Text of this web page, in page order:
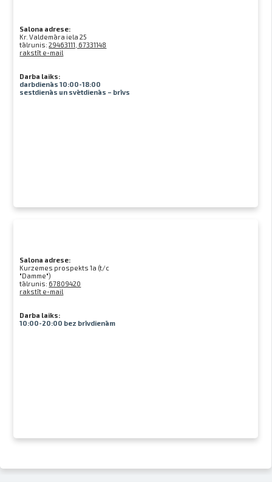
Salona adrese:
Kr. Valdemāra iela 25
tālrunis:29463111, 67331148
rakstīt e-mail
Darba laiks:
darbdienās 10:00-18:00
sestdienās un svētdienās – brīvs
Salona adrese:
Kurzemes prospekts 1a (t/c
"Damme")
tālrunis: 67809420
rakstīt e-mail
Darba laiks:
10:00-20:00 bez brīvdienām